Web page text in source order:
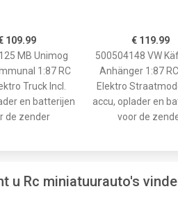
109.99
MB Unimog
1:87 RC
Truck Incl.
en batterijen
de zender
€ 119.99
500504148 VW
Anhänger 1:87
Elektro
accu, oplader en
voor de
u Rc miniatuurauto's